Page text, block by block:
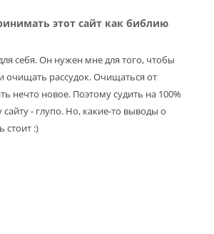
этот сайт как библию
себя. Он нужен мне для того, чтобы
очищать рассудок. Очищаться от
нечто новое. Поэтому судить на 100%
- глупо. Но, какие-то выводы о
стоит :)